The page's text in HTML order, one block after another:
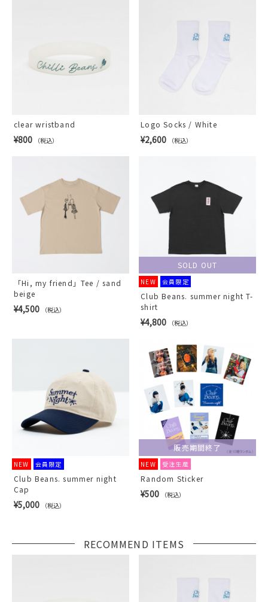
clear wristband
¥800 （税込）
Logo Socks / White
¥2,600 （税込）
「Hi, my friend」Tee / sand
beige
¥4,500 （税込）
SOLD OUT
NEW 会員限定
Club Beans. summer night T-
shirt
¥4,800 （税込）
NEW 会員限定
Club Beans. summer night
Cap
¥5,000 （税込）
販売期間終了
NEW 受注生産
Random Sticker
¥500 （税込）
RECOMMEND ITEMS